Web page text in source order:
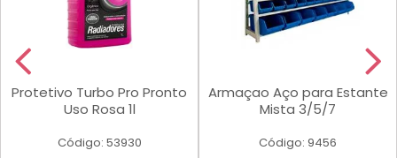
Protetivo Turbo Pro Pronto
Uso Rosa 1l
Código: 53930
Armaçao Aço para Estante
Mista 3/5/7
Código: 9456